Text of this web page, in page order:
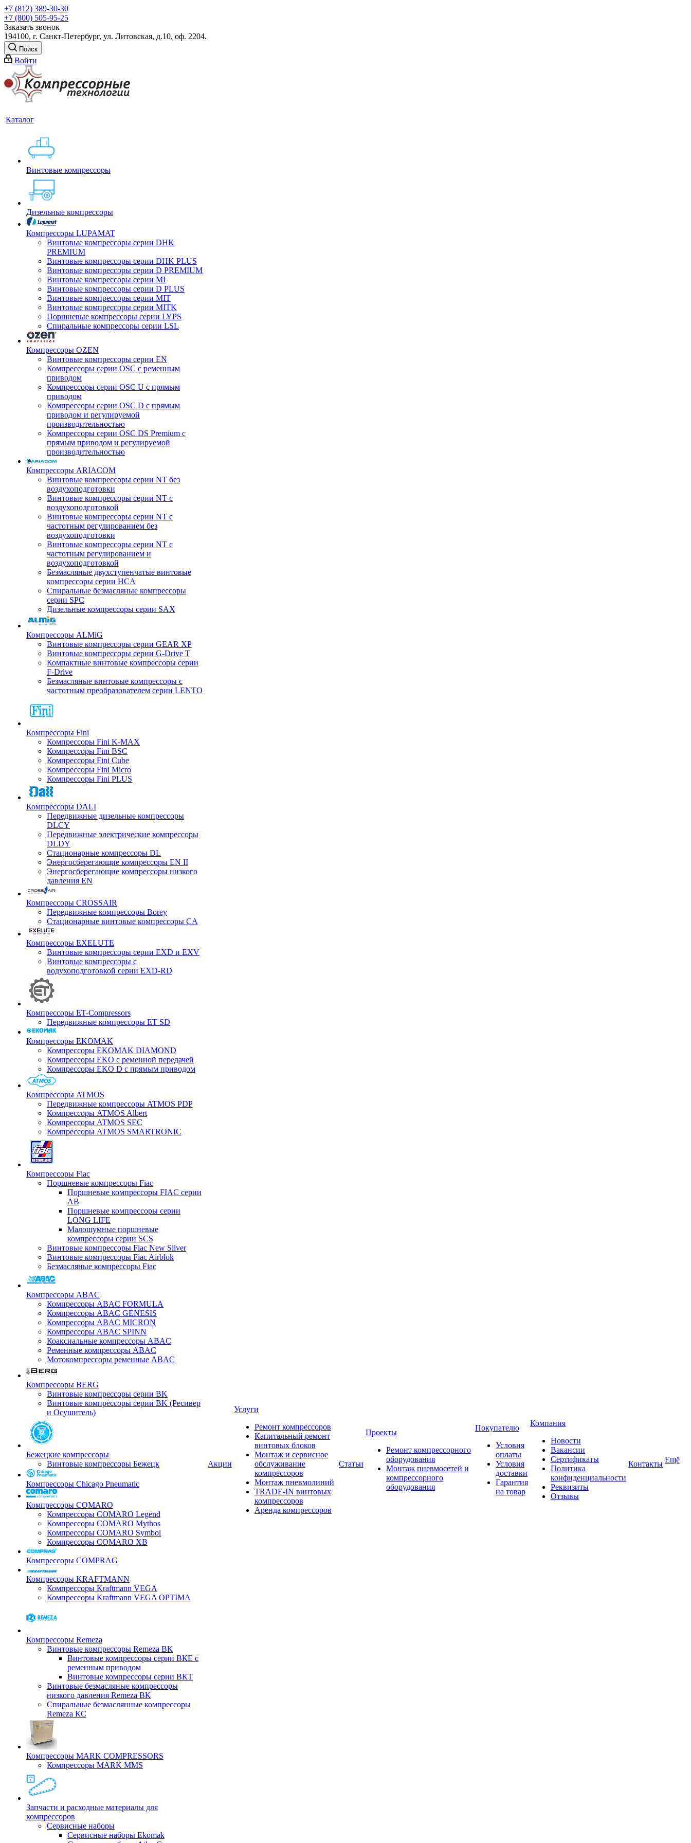
+7 (812) 389-30-30
+7 (800) 505-95-25
Заказать звонок
194100, г. Санкт-Петербург, ул. Литовская, д.10, оф. 2204.
Поиск
Войти
Каталог
Винтовые компрессоры
Дизельные компрессоры
Компрессоры LUPAMAT
Винтовые компрессоры серии DHK
PREMIUM
Винтовые компрессоры серии DHK PLUS
Винтовые компрессоры серии D PREMIUM
Винтовые компрессоры серии MI
Винтовые компрессоры серии D PLUS
Винтовые компрессоры серии MIT
Винтовые компрессоры серии MITK
Поршневые компрессоры серии LYPS
Спиральные компрессоры серии LSL
Компрессоры OZEN
Винтовые компрессоры серии EN
Компрессоры серии OSC с ременным
приводом
Компрессоры серии OSC U с прямым
приводом
Компрессоры серии OSC D с прямым
приводом и регулируемой
производительностью
Компрессоры серии OSC DS Premium с
прямым приводом и регулируемой
производительностью
Компрессоры ARIACOM
Винтовые компрессоры серии NT без
воздухоподготовки
Винтовые компрессоры серии NT c
воздухоподготовкой
Винтовые компрессоры серии NT с
частотным регулированием без
воздухоподготовки
Винтовые компрессоры серии NT с
частотным регулированием и
воздухоподготовкой
Безмасляные двухступенчатые винтовые
компрессоры серии HCA
Спиральные безмасляные компрессоры
серии SPC
Дизельные компрессоры серии SAX
Компрессоры ALMiG
Винтовые компрессоры серии GEAR XP
Винтовые компрессоры серии G-Drive T
Компактные винтовые компрессоры серии
F-Drive
Безмасляные винтовые компрессоры с
частотным преобразователем серии LENTO
Компрессоры Fini
Компрессоры Fini K-MAX
Компрессоры Fini BSC
Компрессоры Fini Cube
Компрессоры Fini Micro
Компрессоры Fini PLUS
Компрессоры DALI
Передвижные дизельные компрессоры
DLCY
Передвижные электрические компрессоры
DLDY
Стационарные компрессоры DL
Энергосберегающие компрессоры EN II
Энергосберегающие компрессоры низкого
давления EN
Компрессоры CROSSAIR
Передвижные компрессоры Borey
Стационарные винтовые компрессоры CA
Компрессоры EXELUTE
Винтовые компрессоры серии EXD и EXV
Винтовые компрессоры с
водухоподготовкой серии EXD-RD
Компрессоры ET-Compressors
Передвижные компрессоры ET SD
Компрессоры EKOMAK
Компрессоры EKOMAK DIAMOND
Компрессоры EKO c ременной передачей
Компрессоры EKO D с прямым приводом
Компрессоры ATMOS
Передвижные компрессоры ATMOS PDP
Компрессоры ATMOS Albert
Компрессоры ATMOS SEC
Компрессоры ATMOS SMARTRONIC
Компрессоры Fiac
Поршневые компрессоры Fiac
Поршневые компрессоры FIAC серии
AB
Поршневые компрессоры серии
LONG LIFE
Малошумные поршневые
компрессоры серии SCS
Винтовые компрессоры Fiac New Silver
Винтовые компрессоры Fiac Airblok
Безмасляные компрессоры Fiac
Компрессоры ABAC
Компрессоры ABAC FORMULA
Компрессоры ABAC GENESIS
Компрессоры ABAC MICRON
Компрессоры ABAC SPINN
Коаксиальные компрессоры ABAC
Ременные компрессоры ABAC
Мотокомпрессоры ременные ABAC
Компрессоры BERG
Винтовые компрессоры серии BK
Винтовые компрессоры серии BK (Ресивер
и Осушитель)
Бежецкие компрессоры
Винтовые компрессоры Бежецк
Компрессоры Chicago Pneumatic
Компрессоры COMARO
Компрессоры COMARO Legend
Компрессоры COMARO Mythos
Компрессоры COMARO Symbol
Компрессоры COMARO XB
Компрессоры COMPRAG
Компрессоры KRAFTMANN
Компрессоры Kraftmann VEGA
Компрессоры Kraftmann VEGA OPTIMA
Компрессоры Remeza
Винтовые компрессоры Remeza ВК
Винтовые компрессоры серии ВКЕ с
ременным приводом
Винтовые компрессоры серии ВКТ
Винтовые безмасляные компрессоры
низкого давления Remeza ВК
Спиральные безмаслянные компрессоры
Remeza КС
Компрессоры MARK COMPRESSORS
Компрессоры MARK MMS
Запчасти и расходные материалы для
компрессоров
Cервисные наборы
Сервисные наборы Ekomak
Акции
Услуги
Ремонт компрессоров
Капитальный ремонт
винтовых блоков
Монтаж и сервисное
обслуживание
компрессоров
Монтаж пневмолиний
TRADE-IN винтовых
компрессоров
Аренда компрессоров
Статьи
Проекты
Ремонт компрессорного
оборудования
Монтаж пневмосетей и
компрессорного
оборудования
Покупателю
Условия
оплаты
Условия
доставки
Гарантия
на товар
Компания
Новости
Вакансии
Сертификаты
Политика
конфиденциальности
Реквизиты
Отзывы
Контакты Ещё